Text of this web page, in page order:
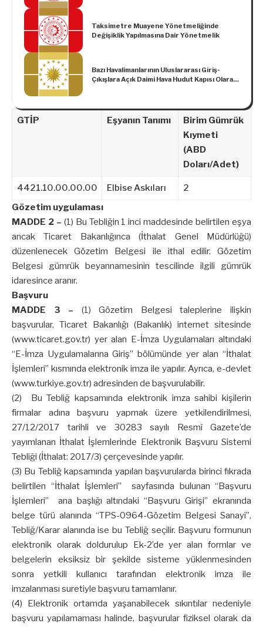
Taksimetre Muayene Yönetmeliğinde
Değişiklik Yapılmasına Dair Yönetmelik
Bazı Havalimanlarının Uluslararası Giriş-
Çıkışlara Açık Daimi Hava Hudut Kapısı Olarak
GTİP Eşyanın Tanımı
Birim Gümrük
Kıymeti
(ABD
Doları/Adet)
4421.10.00.00.00 Elbise Askıları
2
Gözetim uygulaması
MADDE 2 – (1) Bu Tebliğin 1 inci maddesinde belirtilen eşya
ancak Ticaret Bakanlığınca (İthalat Genel Müdürlüğü)
düzenlenecek Gözetim Belgesi ile ithal edilir. Gözetim
Belgesi gümrük beyannamesinin tescilinde ilgili gümrük
idaresince aranır.
Başvuru
MADDE 3 – (1) Gözetim Belgesi taleplerine ilişkin
başvurular, Ticaret Bakanlığı (Bakanlık) internet sitesinde
(www.ticaret.gov.tr) yer alan E-İmza Uygulamaları altındaki
“E-İmza Uygulamalarına Giriş” bölümünde yer alan “İthalat
İşlemleri” kısmında elektronik imza ile yapılır. Ayrıca, e-devlet
(www.turkiye.gov.tr) adresinden de başvurulabilir.
(2) Bu Tebliğ kapsamında elektronik imza sahibi kişilerin
firmalar adına başvuru yapmak üzere yetkilendirilmesi,
27/12/2017 tarihli ve 30283 sayılı Resmî Gazete’de
yayımlanan İthalat İşlemlerinde Elektronik Başvuru Sistemi
Tebliği (İthalat: 2017/3) çerçevesinde yapılır.
(3) Bu Tebliğ kapsamında yapılan başvurularda birinci fıkrada
belirtilen “İthalat İşlemleri” sayfasında bulunan “Başvuru
İşlemleri” ana başlığı altındaki “Başvuru Girişi” ekranında
belge türü alanında “TPS-0964-Gözetim Belgesi Sanayi”,
Tebliğ/Karar alanında ise bu Tebliğ seçilir. Başvuru formunun
elektronik olarak doldurulup Ek-2’de yer alan formlar ve
belgelerin eksiksiz bir şekilde sisteme yüklenmesinden
sonra yetkili kullanıcı tarafından elektronik imza ile
imzalanması suretiyle başvuru tamamlanır.
(4) Elektronik ortamda yaşanabilecek sıkıntılar nedeniyle
başvuru yapılamaması halinde, başvurular fiziksel olarak da